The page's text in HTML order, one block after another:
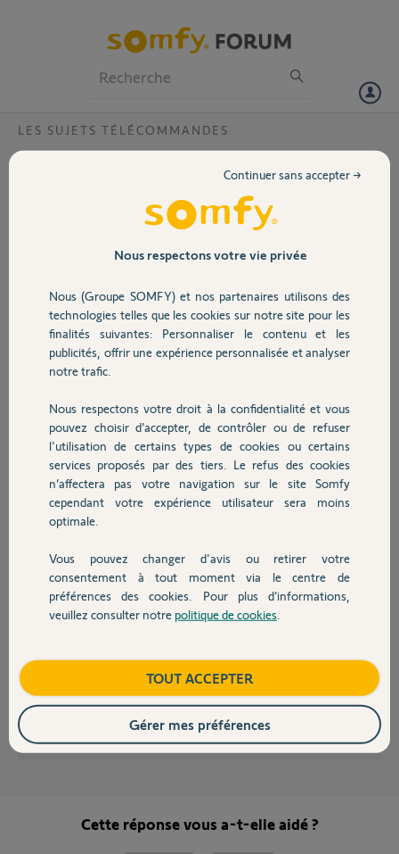
Volet
Sécurité
Domotique
Chauffage
Autres produits
Devis avec un pro
Contact
LES SUJETS TÉLÉCOMMANDES
remplacement telecom S433 par RTR Mitto
Je possède une motorisation de portail battant Siminor DPA 0202K de
Programmation en ouverture totale sur la Mitto OK,mais impossible
de programmer l'ouverture totale sur la S433 (automatiquement en
ouverture partielle).Ou inversement. Au final je ne peut programmer
qu'une seule télécommande en ouverture totale.
Est ce normale? du fait de modèles différents
Cordialement
il y a environ 10 ans
Participer au fil de discussion
Bonjour Daniel,
En effet, si vous possédez des télécommandes grises avec boutons I2,
soit que les anciennes.
Gladys B. il y a presque 10 ans
Cette réponse vous a-t-elle aidé ?
Nous respectons votre vie privée
Nous (Groupe SOMFY) et nos partenaires utilisons des
technologies telles que les cookies sur notre site pour les
finalités suivantes: Personnaliser le contenu et les
publicités, offrir une expérience personnalisée et analyser
notre trafic.
Nous respectons votre droit à la confidentialité et vous
pouvez choisir d’accepter, de contrôler ou de refuser
l'utilisation de certains types de cookies ou certains
services proposés par des tiers. Le refus des cookies
n’affectera pas votre navigation sur le site Somfy
cependant votre expérience utilisateur sera moins
optimale.
Vous pouvez changer d'avis ou retirer votre
consentement à tout moment via le centre de
préférences des cookies. Pour plus d’informations,
veuillez consulter notre politique de cookies
Continuer sans accepter →
TOUT ACCEPTER
Gérer mes préférences